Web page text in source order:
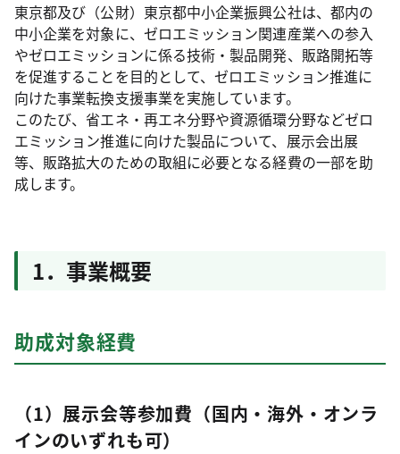
東京都及び（公財）東京都中小企業振興公社は、都内の
中小企業を対象に、ゼロエミッション関連産業への参入
やゼロエミッションに係る技術・製品開発、販路開拓等
を促進することを目的として、ゼロエミッション推進に
向けた事業転換支援事業を実施しています。
このたび、省エネ・再エネ分野や資源循環分野などゼロ
エミッション推進に向けた製品について、展示会出展
等、販路拡大のための取組に必要となる経費の一部を助
成します。
1．事業概要
助成対象経費
（1）展示会等参加費（国内・海外・オンラ
インのいずれも可）